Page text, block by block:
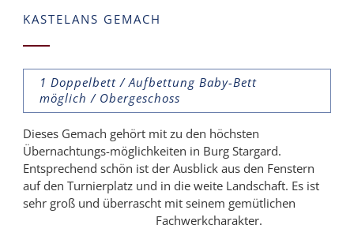
KASTELANS GEMACH
1 Doppelbett / Aufbettung Baby-Bett
möglich / Obergeschoss
Dieses Gemach gehört mit zu den höchsten
Übernachtungs-möglichkeiten in Burg Stargard.
Entsprechend schön ist der Ausblick aus den Fenstern
auf den Turnierplatz und in die weite Landschaft. Es ist
sehr groß und überrascht mit seinem gemütlichen
Fachwerkcharakter.